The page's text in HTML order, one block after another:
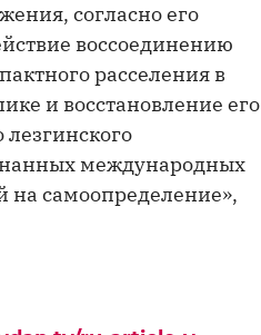
согласно его
воссоединению
расселения в
и восстановление его
международных
самоопределение»,